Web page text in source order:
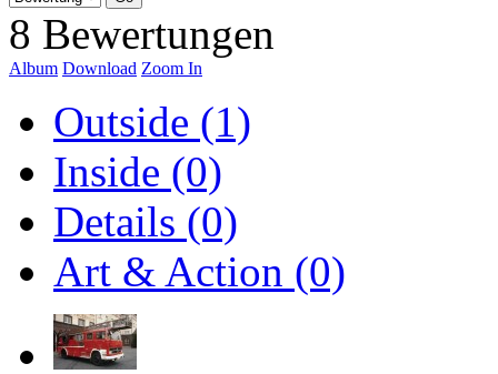
8 Bewertungen
Album Download Zoom In
Outside (1)
Inside (0)
Details (0)
Art & Action (0)